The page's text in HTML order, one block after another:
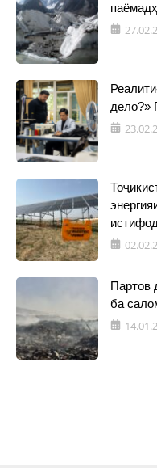
дело?»
Партов
ба